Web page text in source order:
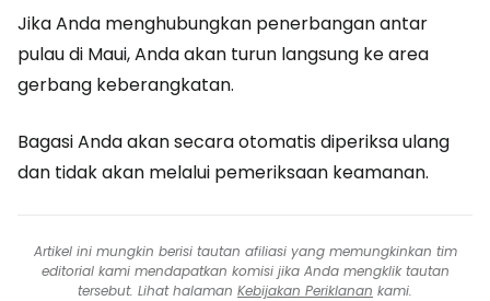
Jika Anda menghubungkan penerbangan antar
pulau di Maui, Anda akan turun langsung ke area
gerbang keberangkatan.
Bagasi Anda akan secara otomatis diperiksa ulang
dan tidak akan melalui pemeriksaan keamanan.
Artikel ini mungkin berisi tautan afiliasi yang memungkinkan tim
editorial kami mendapatkan komisi jika Anda mengklik tautan
tersebut. Lihat halaman Kebijakan Periklanan kami.